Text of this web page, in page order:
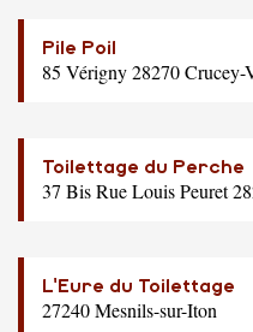
Pile Poil
85 Vérigny 28270 Crucey-
Toilettage du Perche
37 Bis Rue Louis Peuret
L'Eure du Toilettage
27240 Mesnils-sur-Iton